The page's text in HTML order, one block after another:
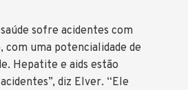
sofre acidentes com
uma potencialidade de
Hepatite e aids estão
diz Elver. “Ele